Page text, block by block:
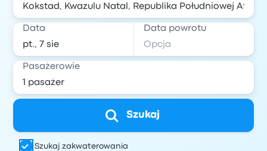
Data Data powrotu
Pasażerowie
Szukaj
Szukaj zakwaterowania